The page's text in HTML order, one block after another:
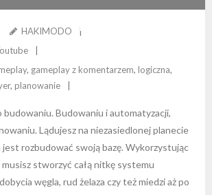
(GAMEPLAY Z
HAKIMODO
, gameplay z komentarzem, logiczna,
, planowanie
budowaniu. Budowaniu i automatyzacji,
Lądujesz na niezasiedlonej planecie
jest rozbudować swoją bazę. Wykorzystując
stworzyć całą nitkę systemu
węgla, rud żelaza czy też miedzi aż po